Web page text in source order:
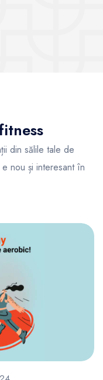
din sălile tale de
nou și interesant în